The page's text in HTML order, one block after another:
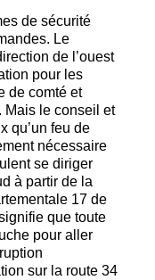
de sécurité
Le
de l’ouest
pour les
de comté et
Mais le conseil et
qu’un feu de
nécessaire
se diriger
à partir de la
17 de
que toute
pour aller
sur la route 34